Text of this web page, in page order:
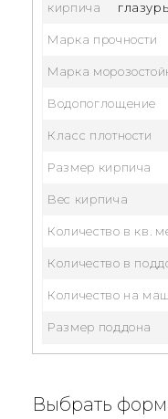
кирпича
Марка прочности
Марка
Водопоглощение
Класс плотности
Размер кирпича
Вес кирпича
Количество в кв.
Количество в
Количество на
Размер поддона
Выбрать